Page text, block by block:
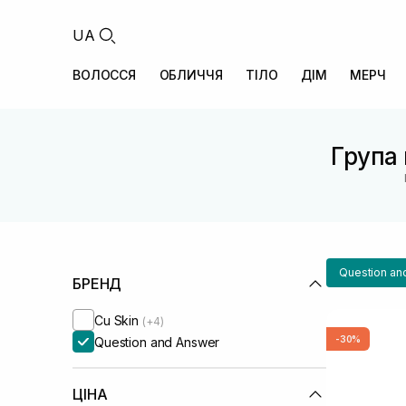
UA
ВОЛОССЯ ОБЛИЧЧЯ ТІЛО ДІМ МЕРЧ
Група
БРЕНД
Cu Skin (+4)
Question and Answer
ЦІНА
Question
-30%